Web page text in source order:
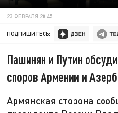
23 ФЕВРАЛЯ 20:45
ПОДПИШИТЕСЬ:
Пашинян и Путин
споров Армении и
Армянская сторона